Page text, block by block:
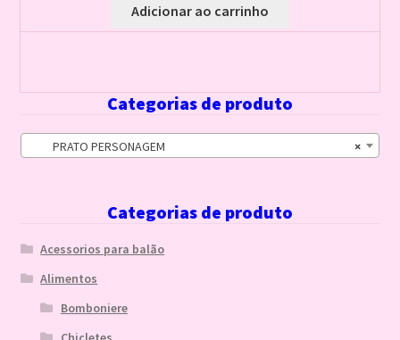
Adicionar ao carrinho
Categorias de produto
×
PRATO PERSONAGEM
Categorias de produto
Acessorios para balão
Alimentos
Bomboniere